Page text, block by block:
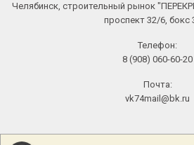
Челябинск, строительный рынок
проспект 32/6, бокс
Телефон:
8 (908) 060-60-20
Почта:
vk74mail@bk.ru